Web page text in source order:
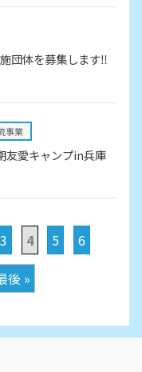
団体を募集します‼
事業
友愛キャンプin兵庫
3 4 5
6
後 »